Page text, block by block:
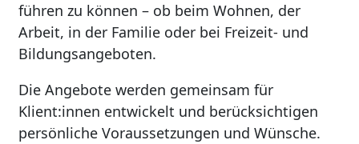
führen zu können – ob beim Wohnen, der
Arbeit, in der Familie oder bei Freizeit- und
Bildungsangeboten.
Die Angebote werden gemeinsam für
Klient:innen entwickelt und berücksichtigen
persönliche Voraussetzungen und Wünsche.